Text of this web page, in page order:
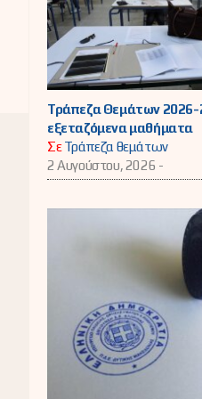
Τράπεζα Θεμάτων
εξεταζόμενα μαθήματα
ΣεΤράπεζα θεμάτων
2 Αυγούστου, 2026 -